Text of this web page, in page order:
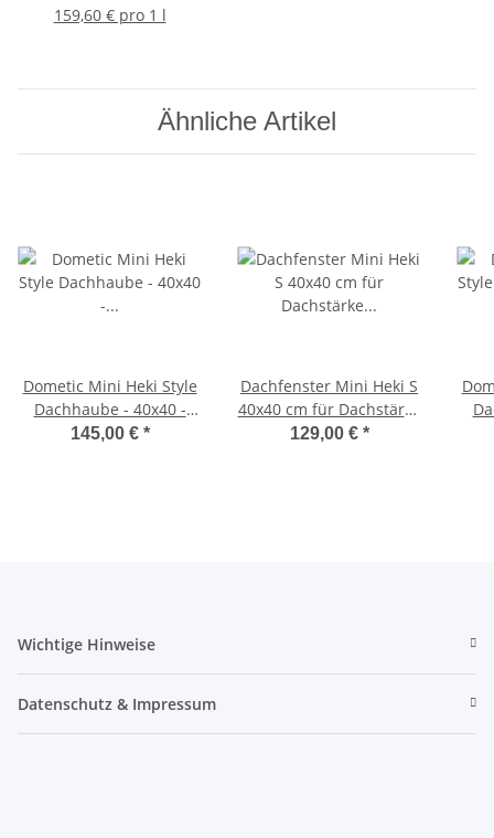
159,60 € pro 1 l
Ähnliche Artikel
Dometic Mini Heki Style
Dachhaube - 40x40 -
Dachstärke 43-60mm -
145,00 € *
Dachfenster Mini Heki S
40x40 cm für Dachstärke
43-60mm mit
129,00 € *
Wichtige Hinweise
Datenschutz & Impressum